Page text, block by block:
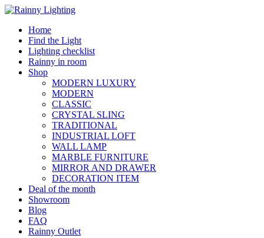
Skip
contentHome
Find the Light
Lighting checklist
Rainny in room
Shop
MODERN LUXURY
MODERN
CLASSIC
CRYSTAL SLING
TRADITIONAL
INDUSTRIAL LOFT
WALL LAMP
MARBLE FURNITURE
MIRROR AND DRAWER
DECORATION ITEM
Deal of the month
Showroom
Blog
FAQ
Rainny Outlet